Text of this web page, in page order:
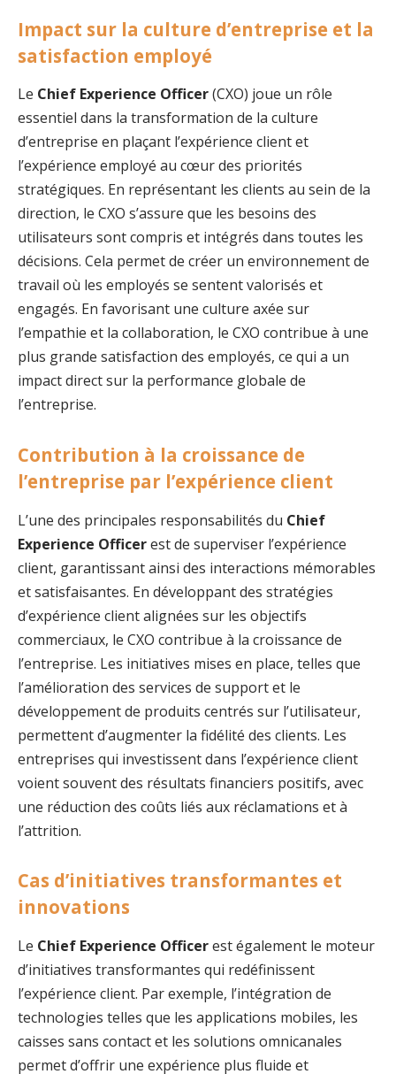
Impact sur la culture d’entreprise et la
satisfaction employé
Le Chief Experience Officer(CXO) joue un rôle
essentiel dans la transformation de la culture
d’entreprise en plaçant l’expérience client et
l’expérience employé au cœur des priorités
stratégiques. En représentant les clients au sein de la
direction, le CXO s’assure que les besoins des
utilisateurs sont compris et intégrés dans toutes les
décisions. Cela permet de créer un environnement de
travail où les employés se sentent valorisés et
engagés. En favorisant une culture axée sur
l’empathie et la collaboration, le CXO contribue à une
plus grande satisfaction des employés, ce qui a un
impact direct sur la performance globale de
l’entreprise.
Contribution à la croissance de
l’entreprise par l’expérience client
L’une des principales responsabilités du Chief
Experience Officerest de superviser l’expérience
client, garantissant ainsi des interactions mémorables
et satisfaisantes. En développant des stratégies
d’expérience client alignées sur les objectifs
commerciaux, le CXO contribue à la croissance de
l’entreprise. Les initiatives mises en place, telles que
l’amélioration des services de support et le
développement de produits centrés sur l’utilisateur,
permettent d’augmenter la fidélité des clients. Les
entreprises qui investissent dans l’expérience client
voient souvent des résultats financiers positifs, avec
une réduction des coûts liés aux réclamations et à
l’attrition.
Cas d’initiatives transformantes et
innovations
Le Chief Experience Officerest également le moteur
d’initiatives transformantes qui redéfinissent
l’expérience client. Par exemple, l’intégration de
technologies telles que les applications mobiles, les
caisses sans contact et les solutions omnicanales
permet d’offrir une expérience plus fluide et